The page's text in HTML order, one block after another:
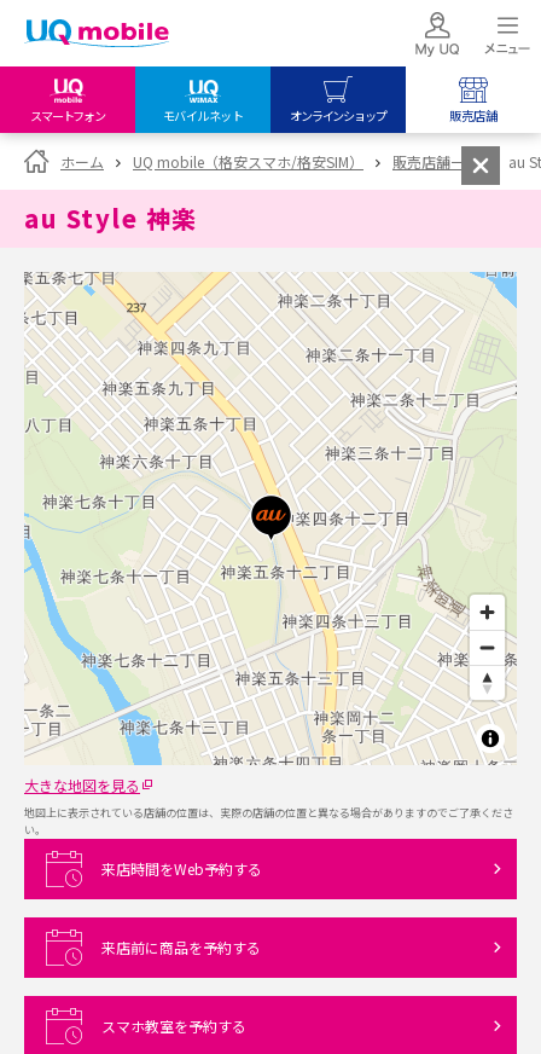
スマートフォン モバイルネット オンラインショップ 販売店舗
my UQ WiMAX
UQ WiMAX ご契約の方
My UQ mobile
UQ mobile
データチャージサイト
UQ mobile
オンラインショップ
UQ WiMAX
UQ mobile
販売店舗
UQ WiMAX
ホーム UQ mobile（格安スマホ/格安SIM） 販売店舗一覧 au
au Style 神楽
大きな地図を見る
地図上に表示されている店舗の位置は、実際の店舗の位置と異なる場合がありますのでご了承くださ
い。
来店時間をWeb予約する
来店前に商品を予約する
スマホ教室を予約する